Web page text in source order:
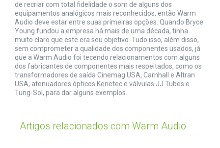
de recriar com total fidelidade o som de alguns dos
equipamentos analógicos mais reconhecidos, então Warm
Audio deve estar entre suas primeiras opções. Quando Bryce
Young fundou a empresa há mais de uma década, tinha
muito claro que este era seu objetivo. Tudo isso, além disso,
sem comprometer a qualidade dos componentes usados, já
que a Warm Audio foi tecendo relacionamentos com alguns
dos fabricantes de componentes mais respeitados, como os
transformadores de saída Cinemag USA, Carnhall e Altran
USA, atenuadores ópticos Kenetec e válvulas JJ Tubes e
Tung-Sol, para dar alguns exemplos.
Artigos relacionados com Warm Audio